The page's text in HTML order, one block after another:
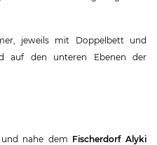
jeweils mit Doppelbett und
auf den unteren Ebenen der
und nahe dem Fischerdorf Alyki